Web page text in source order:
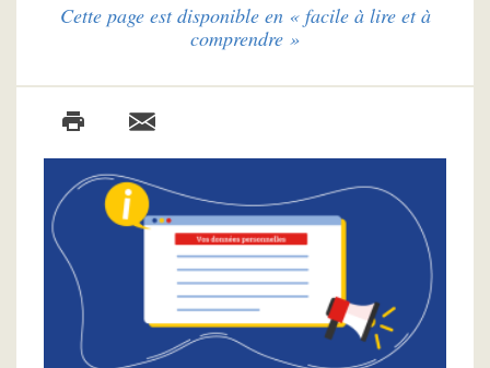
Cette page est disponible en « facile à lire et à
comprendre »